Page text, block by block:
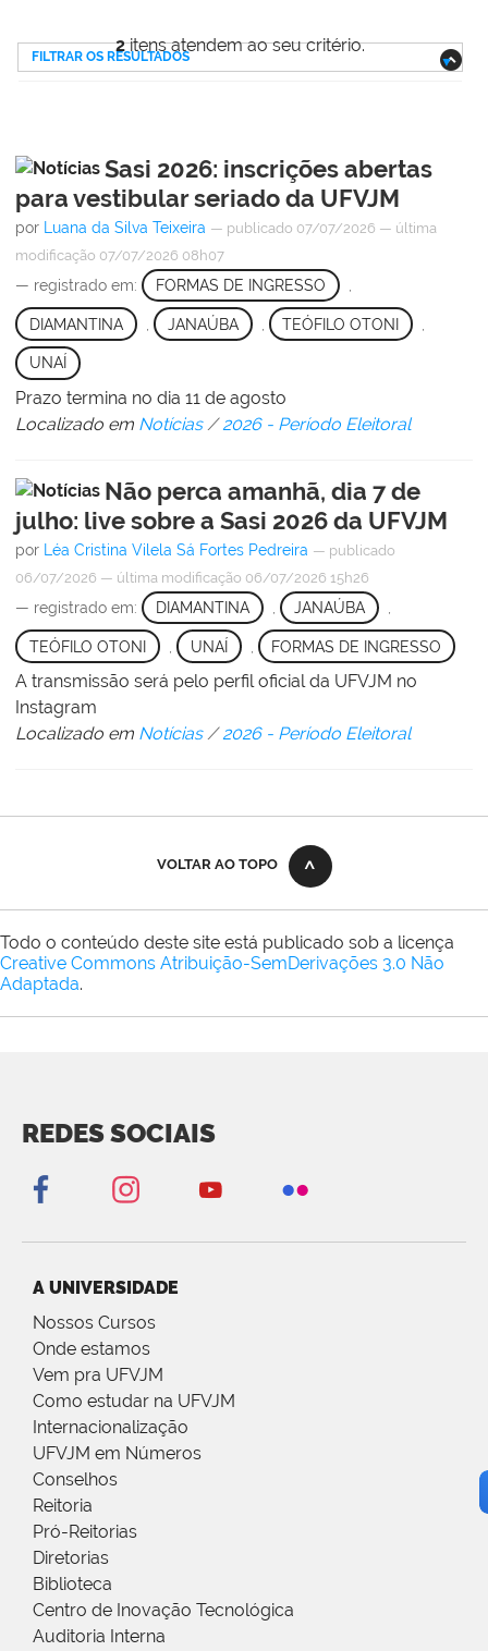
2itens atendem ao seu critério.
FILTRAR OS RESULTADOS
Sasi 2026: inscrições abertas
para vestibular seriado da UFVJM
por Luana da Silva Teixeira — publicado 07/07/2026 — última
modificação 07/07/2026 08h07
— registrado em: FORMAS DE INGRESSO
DIAMANTINA JANAÚBA TEÓFILO OTONI
UNAÍ
Prazo termina no dia 11 de agosto
Localizado em Notícias /2026 - Período Eleitoral
Não perca amanhã, dia 7 de
julho: live sobre a Sasi 2026 da UFVJM
por Léa Cristina Vilela Sá Fortes Pedreira — publicado
06/07/2026 — última modificação 06/07/2026 15h26
— registrado em: DIAMANTINA JANAÚBA
TEÓFILO OTONI UNAÍ FORMAS DE INGRESSO
A transmissão será pelo perfil oficial da UFVJM no
Instagram
Localizado em Notícias /2026 - Período Eleitoral
VOLTAR AO TOPO
Todo o conteúdo deste site está publicado sob a licença
Creative Commons Atribuição-SemDerivações 3.0 Não
Adaptada.
REDES SOCIAIS
A UNIVERSIDADE
Nossos Cursos
Onde estamos
Vem pra UFVJM
Como estudar na UFVJM
Internacionalização
UFVJM em Números
Conselhos
Reitoria
Pró-Reitorias
Diretorias
Biblioteca
Centro de Inovação Tecnológica
Auditoria Interna